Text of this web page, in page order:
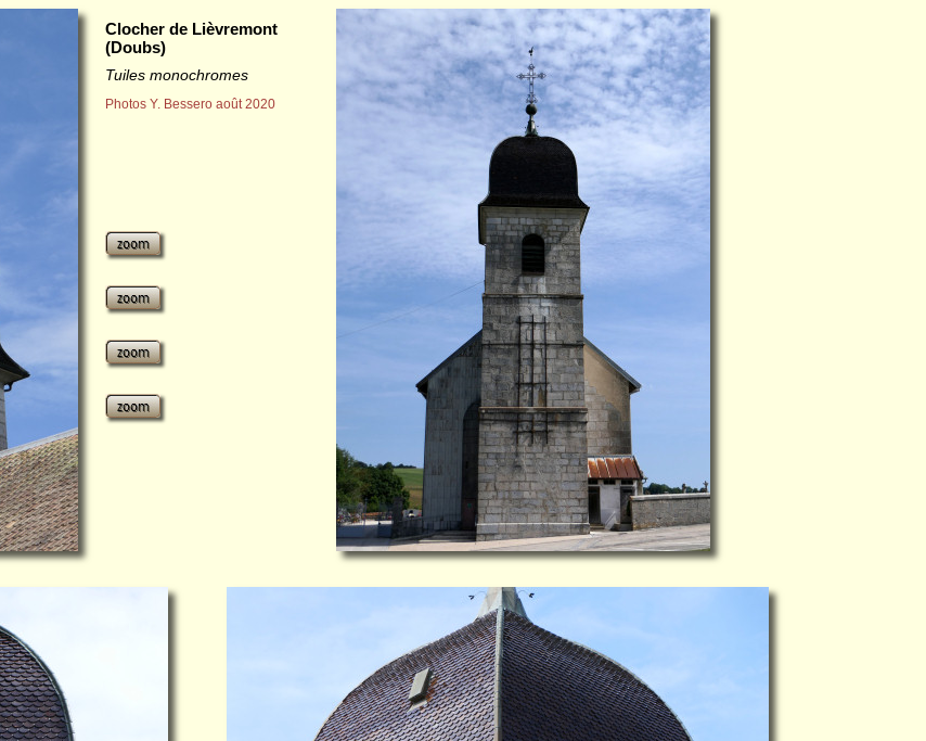
Clocher de Lièvremont
(Doubs)
Tuiles monochromes
Photos Y. Bessero août 2020